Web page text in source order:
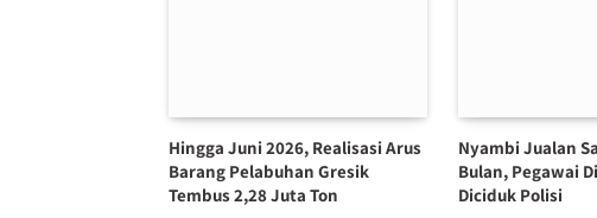
Hingga Juni 2026, Realisasi Arus
Barang Pelabuhan Gresik
Tembus 2,28 Juta Ton
Nyambi Jualan
Bulan, Pegawai
Diciduk Polisi